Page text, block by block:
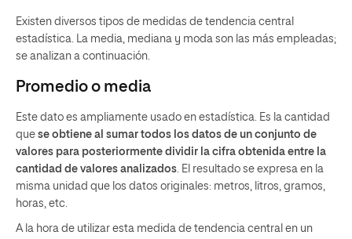
Existen diversos tipos de medidas de tendencia central
estadística. La media, mediana y moda son las más empleadas;
se analizan a continuación.
Promedio o media
Este dato es ampliamente usado en estadística. Es la cantidad
que se obtiene al sumar todos los datos de un conjunto de
valores para posteriormente dividir la cifra obtenida entre la
cantidad de valores analizados . El resultado se expresa en la
misma unidad que los datos originales: metros, litros, gramos,
horas, etc.
A la hora de utilizar esta medida de tendencia central en un